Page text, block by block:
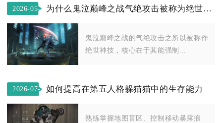
2026-05-
为什么鬼泣巅峰之战气绝攻击被称为绝世神技
鬼泣巅峰之战的气绝攻击之所以被称作
绝世神技，核心在于其能强制...
2026-07-
08
如何提高在第五人格躲猫猫中的生存能力
熟练掌握地图盲区、控制移动暴露痕